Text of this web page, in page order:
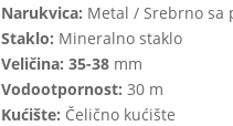
Narukvica: Metal / Srebrno sa
Staklo: Mineralno staklo
Veličina: 35-38mm
Vodootpornost: 30 m
Kućište: Čelično kućište